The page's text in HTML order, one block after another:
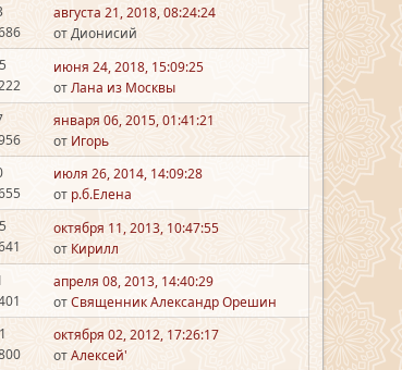
августа 21, 2018, 08:24:24
от Дионисий
июня 24, 2018, 15:09:25
отЛана из Москвы
января 06, 2015, 01:41:21
от Игорь
июля 26, 2014, 14:09:28
от р.б.Елена
октября 11, 2013, 10:47:55
от Кирилл
апреля 08, 2013, 14:40:29
отСвященник Александр Орешин
октября 02, 2012, 17:26:17
отАлексей'